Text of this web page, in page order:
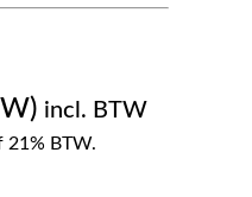
incl. BTW
21% BTW.